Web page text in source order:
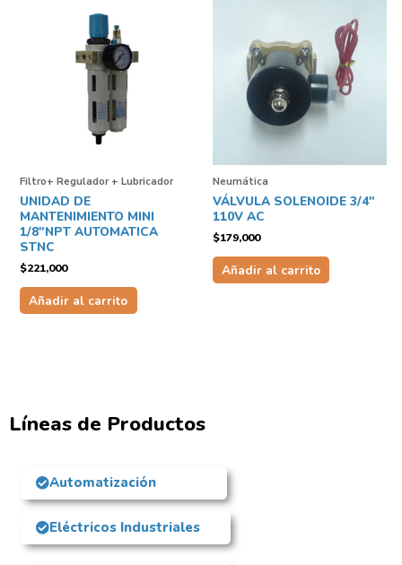
Filtro+ Regulador + Lubricador
UNIDAD DE
MANTENIMIENTO MINI
1/8″NPT AUTOMATICA
STNC
$221,000
Añadir al carrito
Neumática
VÁLVULA SOLENOIDE 3/4″
110V AC
$179,000
Añadir al carrito
Líneas de Productos
Automatización
Eléctricos Industriales